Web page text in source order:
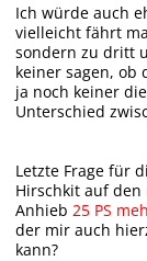
Ich würde auch
vielleicht fährt
sondern zu dritt
keiner sagen, ob
ja noch keiner
Unterschied
Letzte Frage für
Hirschkit auf
Anhieb 25 PS
der mir auch
kann?